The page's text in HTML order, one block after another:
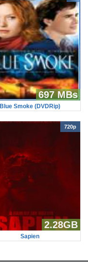
697 MBs
Blue Smoke (DVDRip)
720p
2.28GB
Sapien